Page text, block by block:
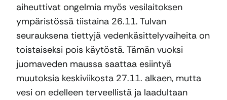
aiheuttivat ongelmia myös vesilaitoksen
ympäristössä tiistaina 26.11. Tulvan
seurauksena tiettyjä vedenkäsittelyvaiheita on
toistaiseksi pois käytöstä. Tämän vuoksi
juomaveden maussa saattaa esiintyä
muutoksia keskiviikosta 27.11. alkaen, mutta
vesi on edelleen terveellistä ja laadultaan